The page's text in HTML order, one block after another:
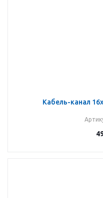
Кабель-канал